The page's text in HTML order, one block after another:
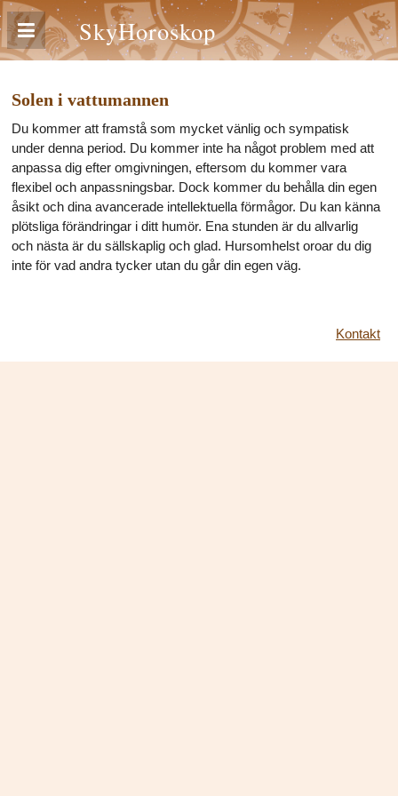
SkyHoroskop
Solen i vattumannen
Du kommer att framstå som mycket vänlig och sympatisk
under denna period. Du kommer inte ha något problem med att
anpassa dig efter omgivningen, eftersom du kommer vara
flexibel och anpassningsbar. Dock kommer du behålla din egen
åsikt och dina avancerade intellektuella förmågor. Du kan känna
plötsliga förändringar i ditt humör. Ena stunden är du allvarlig
och nästa är du sällskaplig och glad. Hursomhelst oroar du dig
inte för vad andra tycker utan du går din egen väg.
Kontakt